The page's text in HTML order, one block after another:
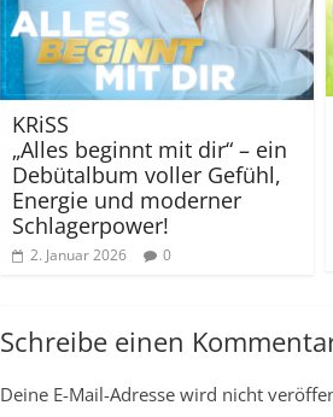
KRiSS
„Alles beginnt mit dir“ – ein
Debütalbum voller Gefühl,
Energie und moderner
Schlagerpower!
2. Januar 2026 0
Schreibe einen
Deine E-Mail-Adresse wird nicht